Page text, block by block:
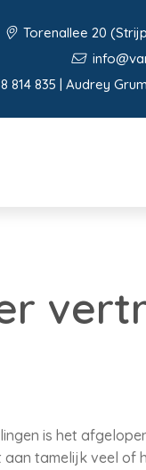
Torenallee 20
814 835 | Audrey
is het
tamelijk veel of